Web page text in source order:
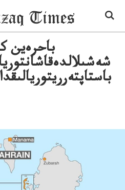
باحرەين